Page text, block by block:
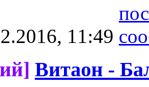
11:49
Витаон -